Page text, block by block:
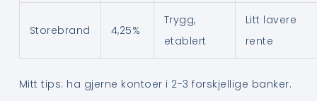
Storebrand 4,25%
Trygg,
etablert
Litt lavere
rente
Mitt tips: ha gjerne kontoer i 2-3 forskjellige banker.